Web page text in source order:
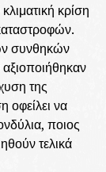
κρίση
συνθηκών
της
οφείλει να
ποιος
τελικά